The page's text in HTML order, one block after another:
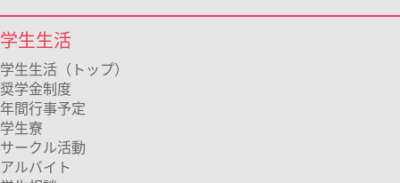
学生生活
学生生活（トップ）
奨学金制度
年間行事予定
学生寮
サークル活動
アルバイト